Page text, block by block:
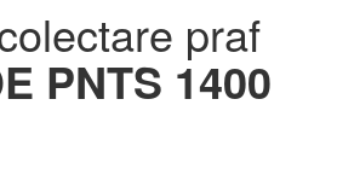
praf
PNTS 1400